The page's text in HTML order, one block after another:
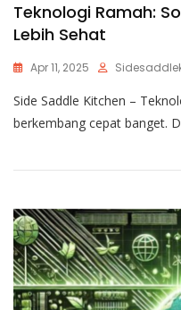
Teknologi Ramah:
Lebih Sehat
Apr 11, 2025
Side Saddle Kitchen –
berkembang cepat banget.